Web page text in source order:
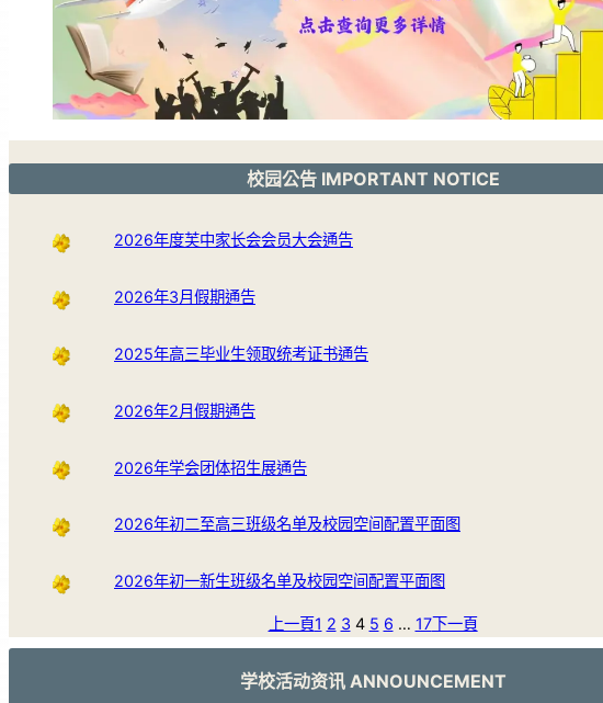
校园公告 IMPORTANT NOTICE
2026年度芙中家长会会员大会通告
2026年3月假期通告
2025年高三毕业生领取统考证书通告
2026年2月假期通告
2026年学会团体招生展通告
2026年初二至高三班级名单及校园空间配置平面图
2026年初一新生班级名单及校园空间配置平面图
上一頁1 2 3 4 5 6 … 17下一頁
学校活动资讯 ANNOUNCEMENT